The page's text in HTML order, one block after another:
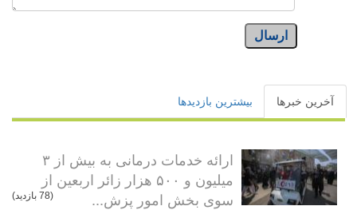
ارسال
آخرین خبرها بیشترین بازدیدها
ارائه خدمات درمانی به بیش از ۳
میلیون و ۵۰۰ هزار زائر اربعین از
سوی بخش امور پزش...
(78 بازدید)